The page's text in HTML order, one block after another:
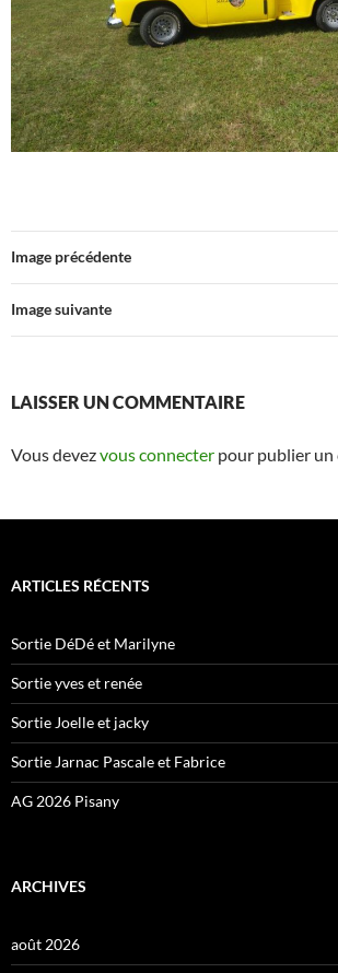
Image précédente
Image suivante
LAISSER UN COMMENTAIRE
Vous devezvous connecter pour publier un
ARTICLES RÉCENTS
Sortie DéDé et Marilyne
Sortie yves et renée
Sortie Joelle et jacky
Sortie Jarnac Pascale et Fabrice
AG 2026 Pisany
ARCHIVES
août 2026